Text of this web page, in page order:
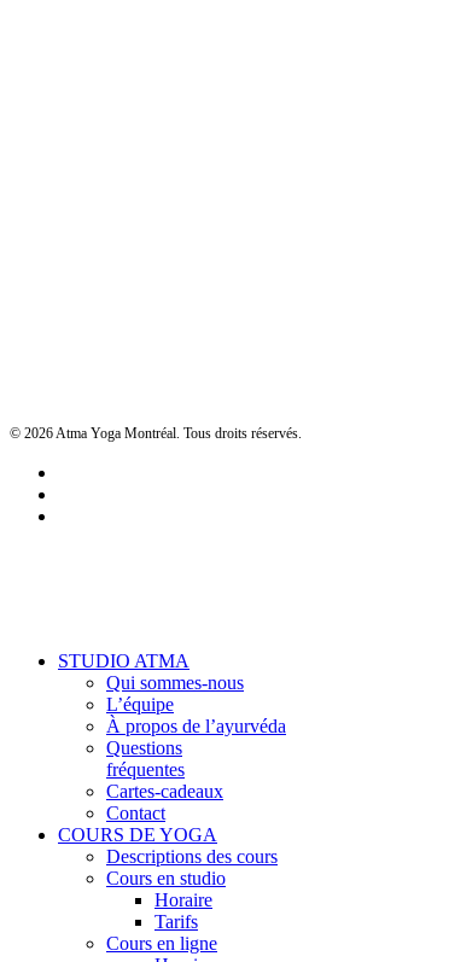
© 2026 Atma Yoga Montréal. Tous droits réservés.
Close
STUDIO ATMA
Qui sommes-nous
L’équipe
À propos de l’ayurvéda
Questions
fréquentes
Cartes-cadeaux
Contact
COURS DE YOGA
Descriptions des cours
Cours en studio
Horaire
Tarifs
Cours en ligne